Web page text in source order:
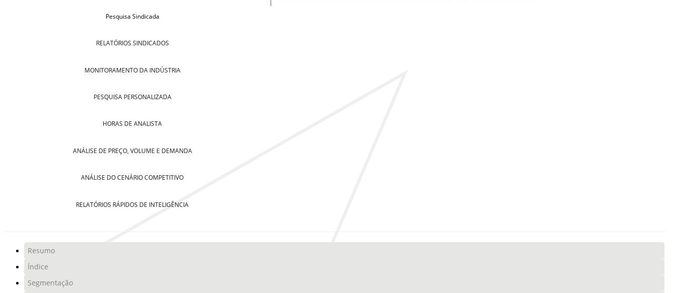
Pesquisa Sindicada
RELATÓRIOS SINDICADOS
MONITORAMENTO DA INDÚSTRIA
PESQUISA PERSONALIZADA
HORAS DE ANALISTA
ANÁLISE DE PREÇO, VOLUME E DEMANDA
ANÁLISE DO CENÁRIO COMPETITIVO
RELATÓRIOS RÁPIDOS DE INTELIGÊNCIA
Resumo
Índice
Segmentação